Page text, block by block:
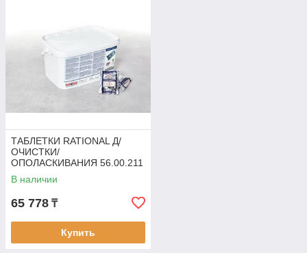
ТАБЛЕТКИ RATIONAL Д/
ОЧИСТКИ/
ОПОЛАСКИВАНИЯ 56.00.211
В наличии
65 778 ₸
Купить